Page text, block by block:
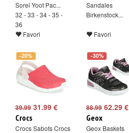
Sorel Yoot Pac...
32 - 33 - 34 - 35 -
36
Favori
Sandales
Birkenstock...
Favori
-20%
39.99 31.99 €
Crocs
Crocs Sabots Crocs
-30%
88.9962.29 €
Geox
Geox Baskets